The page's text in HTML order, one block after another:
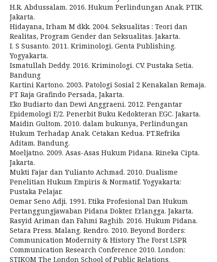
H.R. Abdussalam. 2016. Hukum Perlindungan Anak. PTIK.
Jakarta.
Hidayana, Irham M dkk. 2004. Seksualitas : Teori dan
Realitas, Program Gender dan Seksualitas. Jakarta.
I. S Susanto. 2011. Kriminologi. Genta Publishing.
Yogyakarta.
Ismatullah Deddy. 2016. Kriminologi. CV. Pustaka Setia.
Bandung
Kartini Kartono. 2003. Patologi Sosial 2 Kenakalan Remaja.
PT Raja Grafindo Persada, Jakarta.
Eko Budiarto dan Dewi Anggraeni. 2012. Pengantar
Epidemologi E/2. Penerbit Buku Kedokteran EGC. Jakarta.
Maidin Gultom. 2010. dalam bukunya, Perlindungan
Hukum Terhadap Anak. Cetakan Kedua. PT.Refrika
Aditam. Bandung.
Moeljatno. 2009. Asas-Asas Hukum Pidana. Rineka Cipta.
Jakarta.
Mukti Fajar dan Yulianto Achmad. 2010. Dualisme
Penelitian Hukum Empiris & Normatif. Yogyakarta:
Pustaka Pelajar.
Oemar Seno Adji. 1991. Etika Profesional Dan Hukum
Pertanggungjawaban Pidana Dokter. Erlangga. Jakarta.
Rasyid Ariman dan Fahmi Raghib. 2016. Hukum Pidana.
Setara Press. Malang. Rendro. 2010. Beyond Borders:
Communication Modernity & History The Forst LSPR
Communication Research Conference 2010. London:
STIKOM The London School of Public Relations.